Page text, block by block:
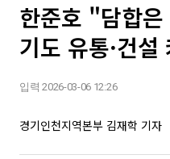
한준호 "담합
기도 유통·건
입력 2026-03-06 12:26
경기인천지역본부 김재학 기자